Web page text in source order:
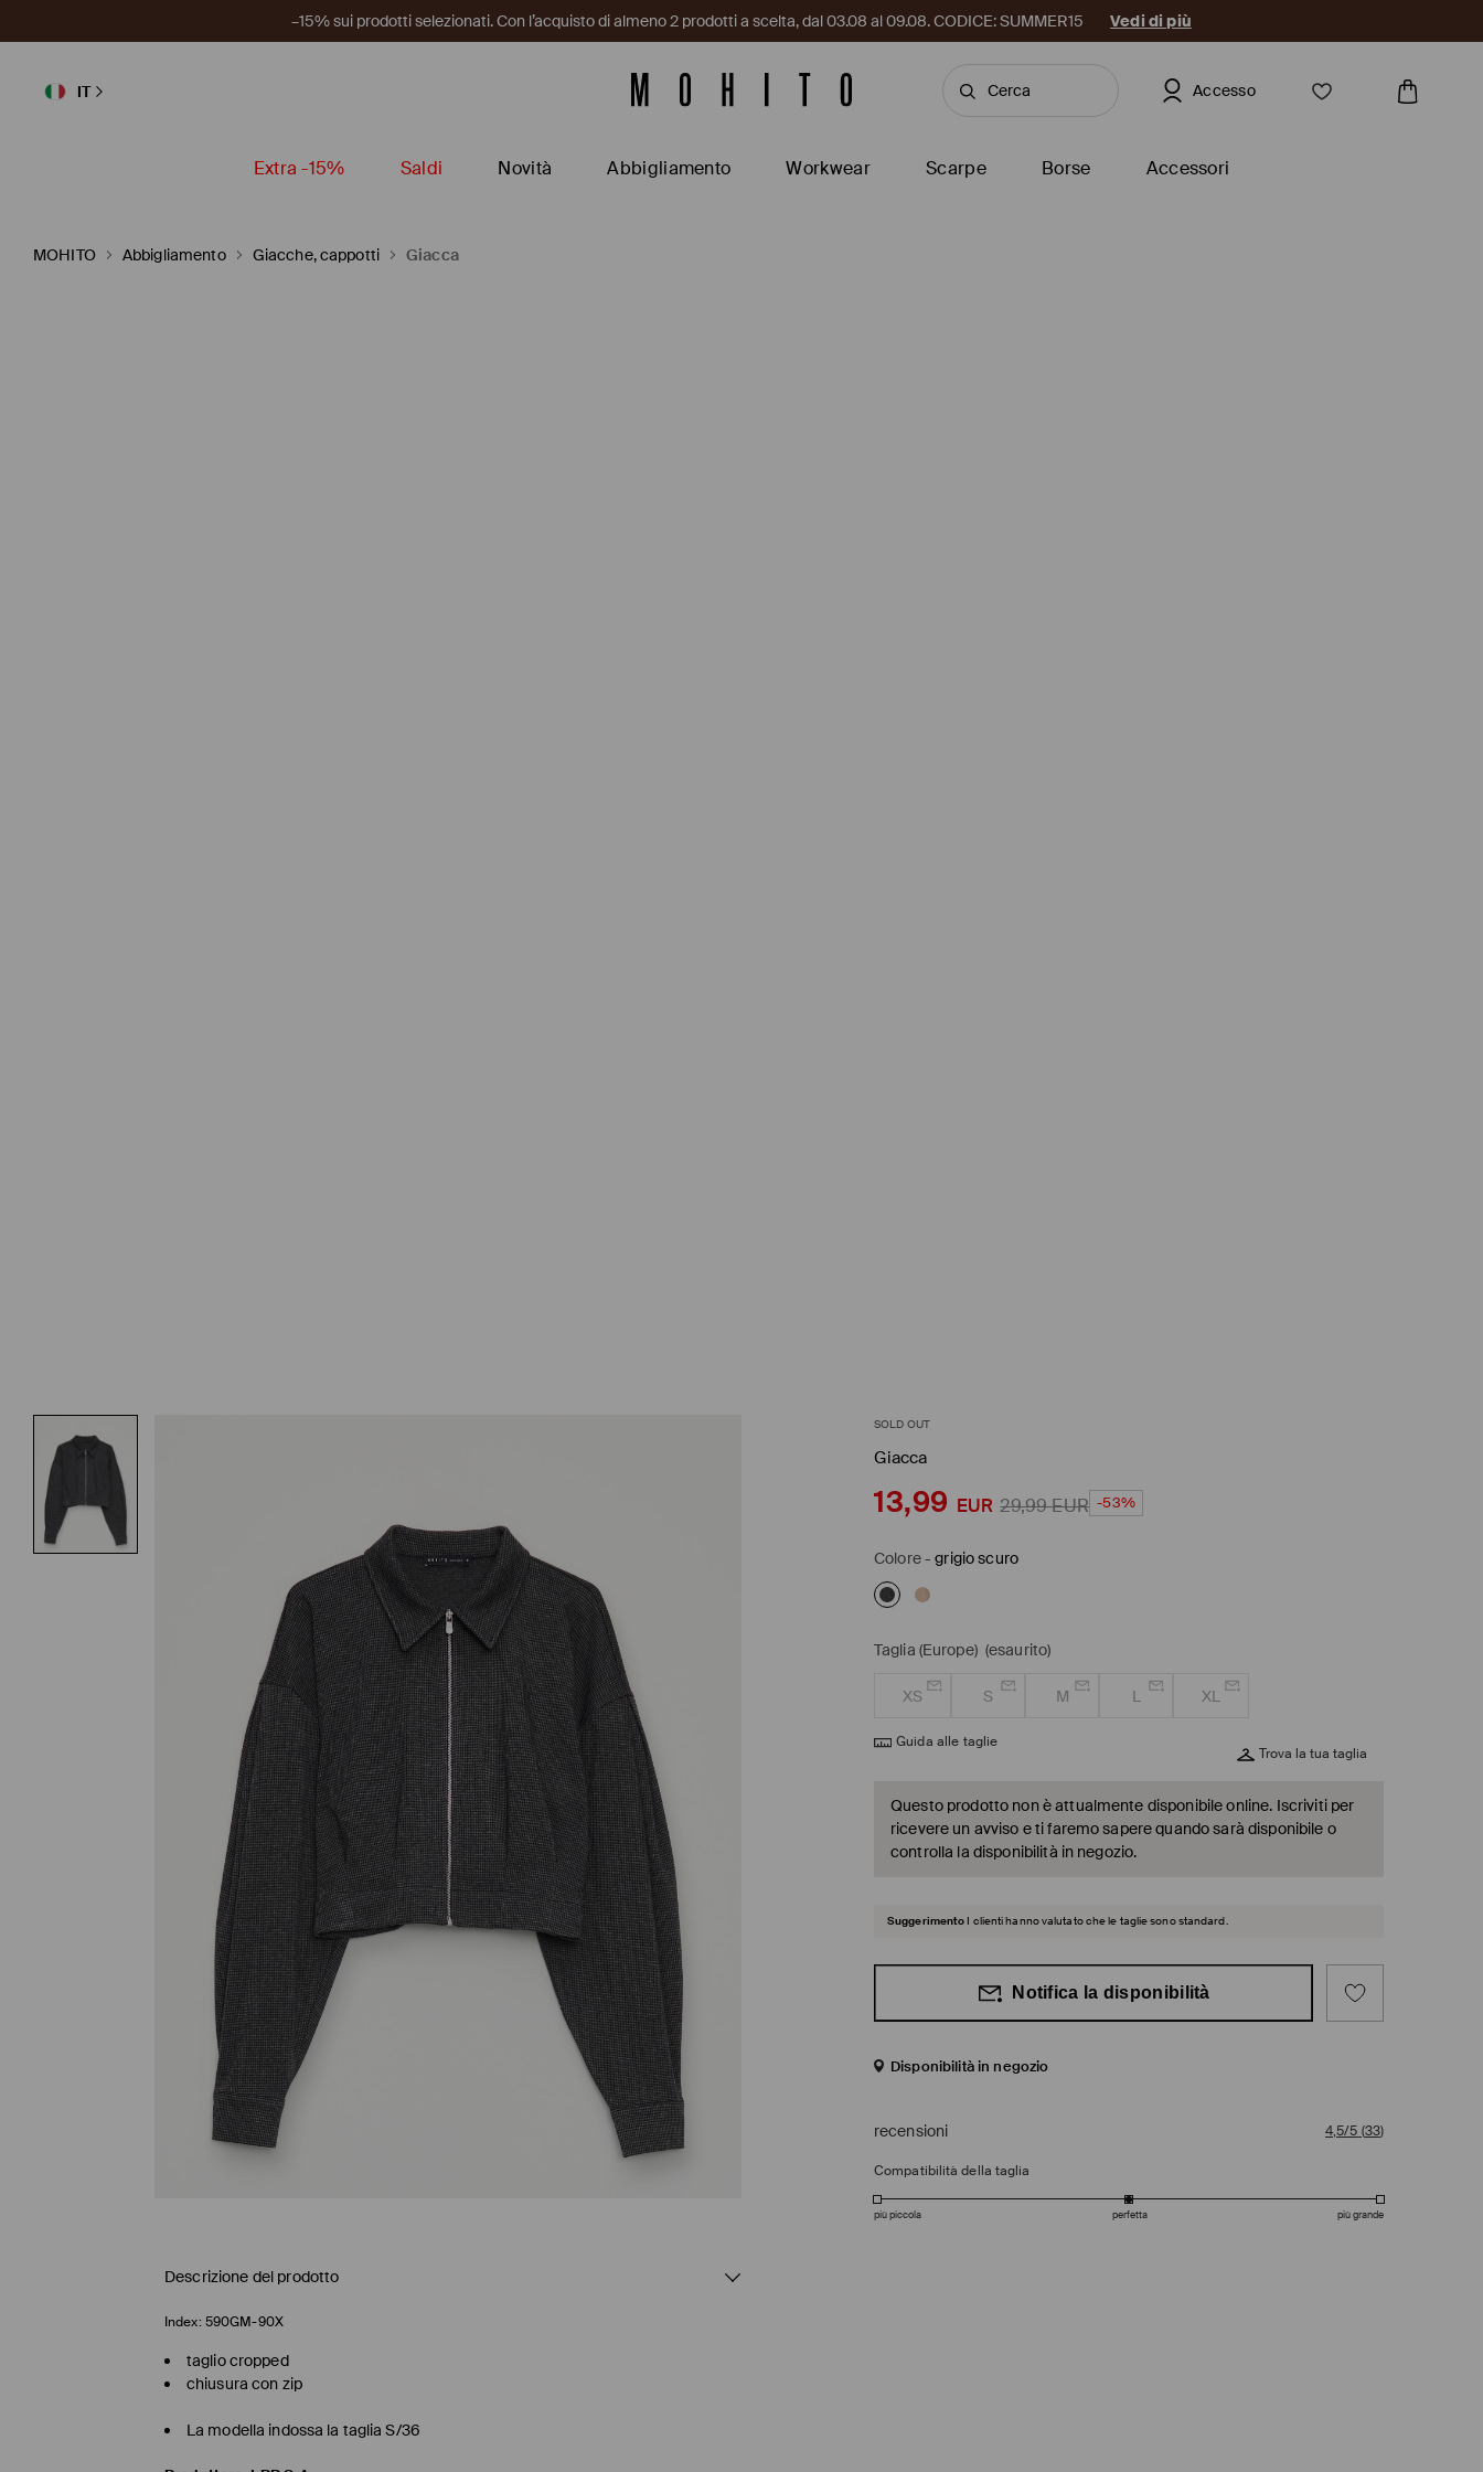
–15% sui prodotti selezionati. Con l’acquisto di almeno 2 prodotti a scelta, dal 03.08 al 09.08. CODICE: SUMMER15 Vedi di più
IT Accesso
Extra -15% Saldi Novità Abbigliamento Workwear Scarpe Borse Accessori
MOHITO Abbigliamento Giacche, cappotti Giacca
SOLD OUT
Giacca
13,99 EUR 29,99EUR -53%
Colore-grigio scuro
Taglia (Europe) (esaurito)
XS S M L XL
Guida alle taglie
Trova la tua taglia
Questo prodotto non è attualmente disponibile online. Iscriviti per
ricevere un avviso e ti faremo sapere quando sarà disponibile o
controlla la disponibilità in negozio.
Suggerimento I clienti hanno valutato che le taglie sono standard.
Notifica la disponibilità
Disponibilità in negozio
recensioni 4,5/5 (33)
Compatibilità della taglia
più piccola perfetta più grande
Descrizione del prodotto
Index: 590GM-90X
taglio cropped
chiusura con zip
La modella indossa la taglia S/36